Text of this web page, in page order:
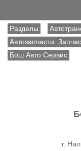
Разделы
Автозапчасти.
Бош Авто Сервис
г.